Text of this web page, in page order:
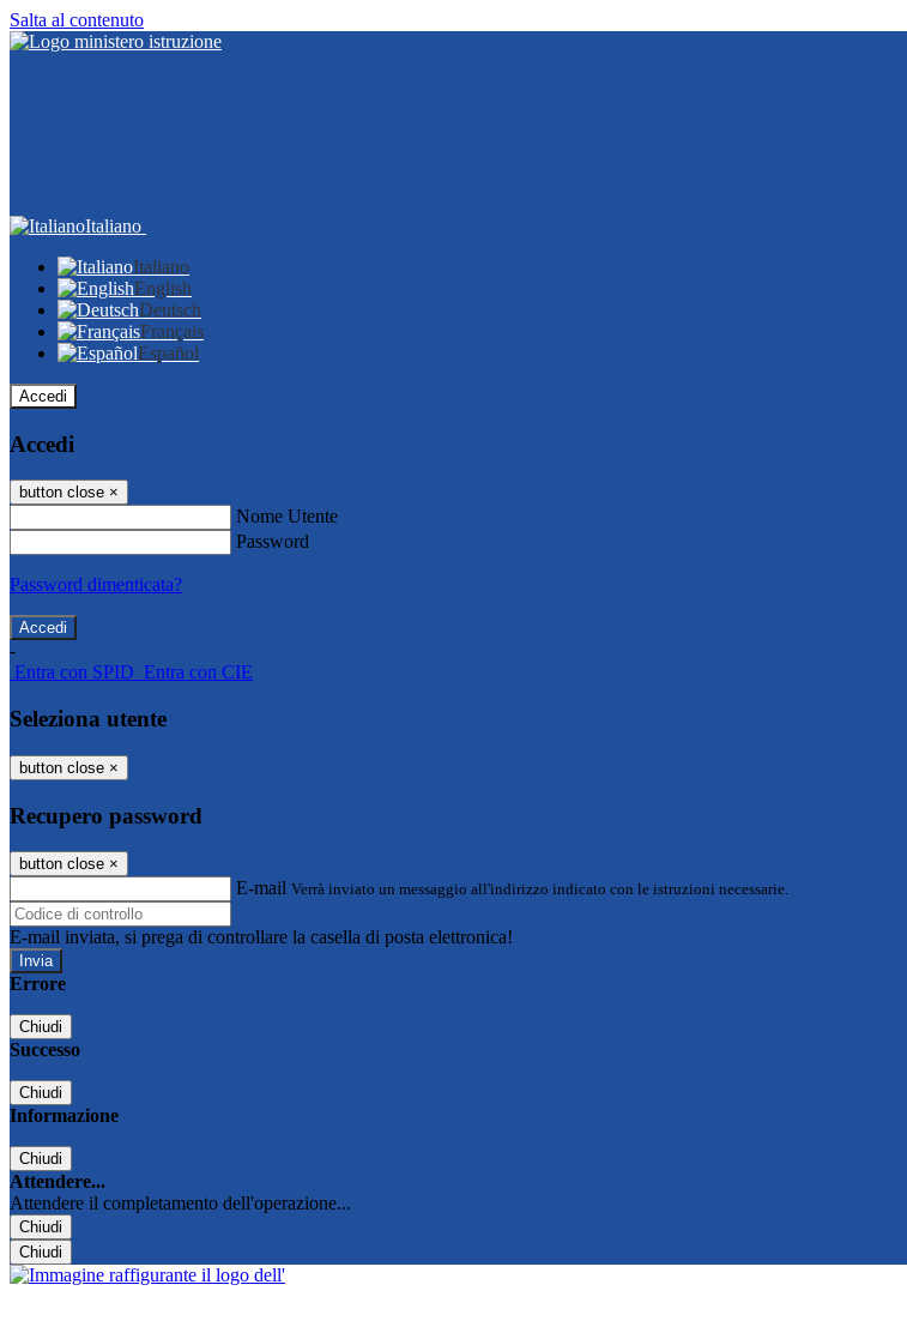
Salta al contenuto
Italiano
Italiano
English
Deutsch
Français
Español
Accedi
Accedi
button close ×
Nome Utente
Password
Password dimenticata?
-
Entra con SPID Entra con CIE
Seleziona utente
button close ×
Recupero password
button close ×
E-mail Verrà inviato un messaggio all'indirizzo indicato con le istruzioni necessarie.
E-mail inviata, si prega di controllare la casella di posta elettronica!
Errore
Chiudi
Successo
Chiudi
Informazione
Chiudi
Attendere...
Attendere il completamento dell'operazione...
Chiudi
Chiudi